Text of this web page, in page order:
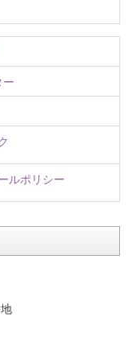
ルポリシー